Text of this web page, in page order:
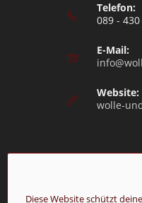
Diese Website schützt
Telefon:
089 -
E-Mail:
Website:
wolle-